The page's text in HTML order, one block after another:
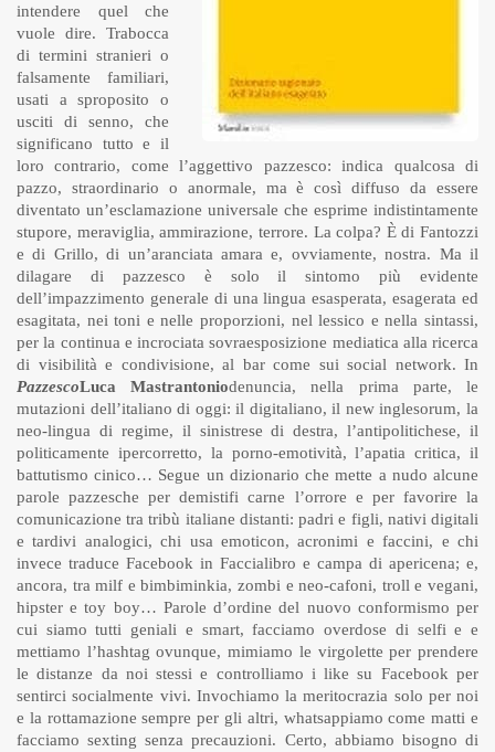
intendere quel che
vuole dire. Trabocca
di termini stranieri o
falsamente familiari,
usati a sproposito o
usciti di senno, che
significano tutto e il
loro contrario, come l’aggettivo pazzesco: indica qualcosa di
pazzo, straordinario o anormale, ma è così diffuso da essere
diventato un’esclamazione universale che esprime indistintamente
stupore, meraviglia, ammirazione, terrore. La colpa? È di Fantozzi
e di Grillo, di un’aranciata amara e, ovviamente, nostra. Ma il
dilagare di pazzesco è solo il sintomo più evidente
dell’impazzimento generale di una lingua esasperata, esagerata ed
esagitata, nei toni e nelle proporzioni, nel lessico e nella sintassi,
per la continua e incrociata sovraesposizione mediatica alla ricerca
di visibilità e condivisione, al bar come sui social network. In
PazzescoLuca Mastrantoniodenuncia, nella prima parte, le
mutazioni dell’italiano di oggi: il digitaliano, il new inglesorum, la
neo-lingua di regime, il sinistrese di destra, l’antipolitichese, il
politicamente ipercorretto, la porno-emotività, l’apatia critica, il
battutismo cinico… Segue un dizionario che mette a nudo alcune
parole pazzesche per demistifi carne l’orrore e per favorire la
comunicazione tra tribù italiane distanti: padri e figli, nativi digitali
e tardivi analogici, chi usa emoticon, acronimi e faccini, e chi
invece traduce Facebook in Faccialibro e campa di apericena; e,
ancora, tra milf e bimbiminkia, zombi e neo-cafoni, troll e vegani,
hipster e toy boy… Parole d’ordine del nuovo conformismo per
cui siamo tutti geniali e smart, facciamo overdose di selfi e e
mettiamo l’hashtag ovunque, mimiamo le virgolette per prendere
le distanze da noi stessi e controlliamo i like su Facebook per
sentirci socialmente vivi. Invochiamo la meritocrazia solo per noi
e la rottamazione sempre per gli altri, whatsappiamo come matti e
facciamo sexting senza precauzioni. Certo, abbiamo bisogno di